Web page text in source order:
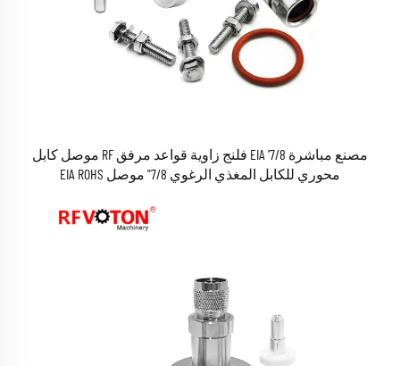
مصنع مباشرة 7/8' EIA فلنج زاوية قواعد مرفق RF موصل كابل
محوري للكابل المغذي الرغوي 7/8" موصل EIA ROHS